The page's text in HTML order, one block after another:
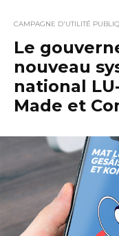
CAMPAGNE D'UTILITÉ
Le
nouveau
national
Made et